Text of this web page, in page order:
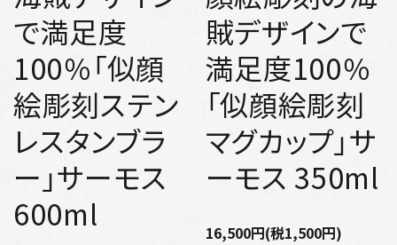
で満足度
100％「似顔
絵彫刻ステン
レスタンブラ
ー」サーモス
600ml
賊デザインで
満足度100％
「似顔絵彫刻
マグカップ」サ
ーモス 350ml
16,500円(税1,500円)